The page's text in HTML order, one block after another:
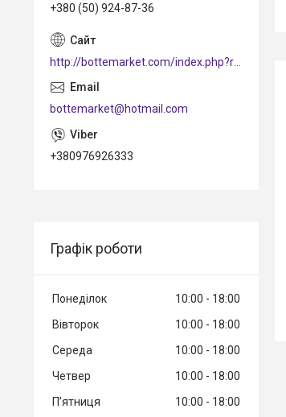
+380 (50) 924-87-36
bottemarket@hotmail.com
+380976926333
Графік роботи
Понеділок 10:00
18:00
Вівторок
10:00
18:00
Середа
10:00
18:00
Четвер
10:00
18:00
Пʼятниця
10:00 18:00